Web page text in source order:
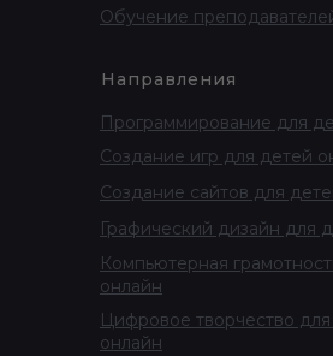
Обучение
Направления
Программирование для
Создание игр для детей
Создание сайтов для
Цифровое творчество
онлайн
Компьютерная
онлайн
Графический дизайн для